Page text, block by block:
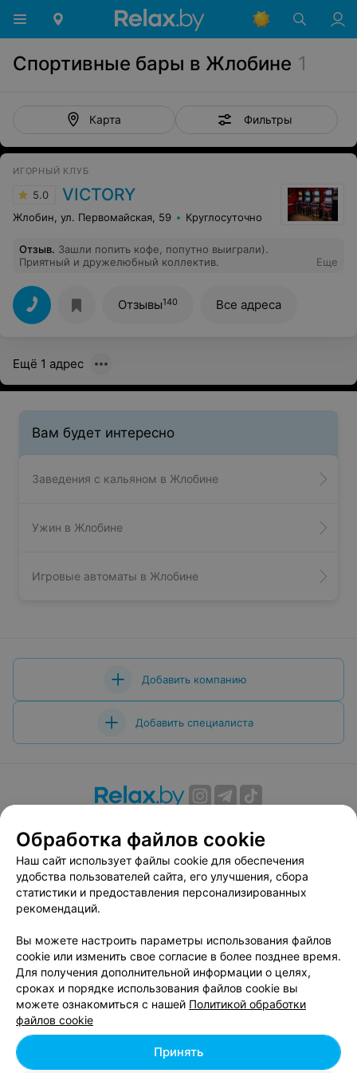
Спортивные бары в Жлобине 1
Карта Фильтры
ИГОРНЫЙ КЛУБ
5.0 VICTORY
Жлобин, ул. Первомайская, 59 Круглосуточно
Отзыв. Зашли попить кофе, попутно выиграли).
Приятный и дружелюбный коллектив.
Еще
Отзывы140 Все адреса
Ещё 1 адрес
Вам будет интересно
Заведения с кальяном в Жлобине
Ужин в Жлобине
Игровые автоматы в Жлобине
Добавить компанию
Добавить специалиста
Вакансии
Публичный договор
Способы оплаты
Публичный договор по использованию сервиса
«Афиша»
Пользовательское соглашение
Связаться по вопросам сотрудничества
Написать руководителю relax.by
Персональные настройки cookie
Обработка персональных данных
Обработка файлов cookie
Наш сайт использует файлы cookie для обеспечения
удобства пользователей сайта, его улучшения, сбора
статистики и предоставления персонализированных
рекомендаций.
Вы можете настроить параметры использования файлов
cookie или изменить свое согласие в более позднее время.
Для получения дополнительной информации о целях,
сроках и порядке использования файлов cookie вы
можете ознакомиться с нашей Политикой обработки
файлов cookie
Принять